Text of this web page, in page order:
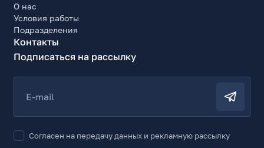
О нас
Условия работы
Подразделения
Контакты
Подписаться на рассылку
E-mail
Согласен на передачу данных и рекламную рассылку